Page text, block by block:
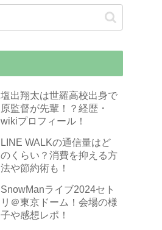
塩出翔太は世羅高校出身で
原監督が先輩！？経歴・
wikiプロフィール！
LINE WALKの通信量はど
のくらい？消費を抑える方
法や節約術も！
SnowManライブ2024セト
リ＠東京ドーム！会場の様
子や感想レポ！